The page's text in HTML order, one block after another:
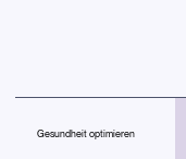
Gesundheit optimieren